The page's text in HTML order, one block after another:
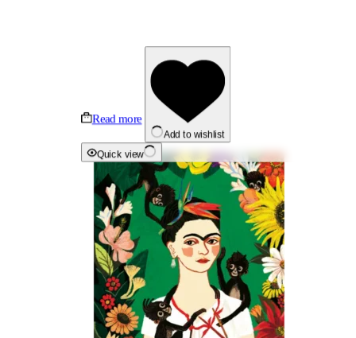
Read more
Add to wishlist
Quick view